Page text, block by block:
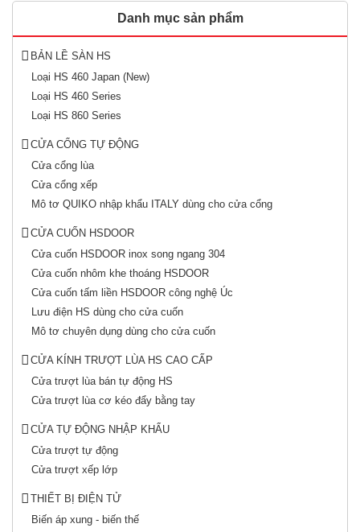
Danh mục sản phẩm
BẢN LỀ SÀN HS
Loại HS 460 Japan (New)
Loại HS 460 Series
Loại HS 860 Series
CỬA CỔNG TỰ ĐỘNG
Cửa cổng lùa
Cửa cổng xếp
Mô tơ QUIKO nhập khẩu ITALY dùng cho cửa cổng
CỬA CUỐN HSDOOR
Cửa cuốn HSDOOR inox song ngang 304
Cửa cuốn nhôm khe thoáng HSDOOR
Cửa cuốn tấm liền HSDOOR công nghệ Úc
Lưu điện HS dùng cho cửa cuốn
Mô tơ chuyên dụng dùng cho cửa cuốn
CỬA KÍNH TRƯỢT LÙA HS CAO CẤP
Cửa trượt lùa bán tự động HS
Cửa trượt lùa cơ kéo đẩy bằng tay
CỬA TỰ ĐỘNG NHẬP KHẨU
Cửa trượt tự động
Cửa trượt xếp lớp
THIẾT BỊ ĐIỆN TỬ
Biến áp xung - biến thế